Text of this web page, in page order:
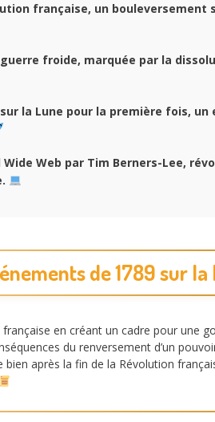
française, un bouleversement
froide, marquée par la
sur la Lune pour la première fois,
Wide Web par Tim Berners-Lee,
de 1789 sur
en créant un cadre pour une
du renversement d’un
après la fin de la Révolution